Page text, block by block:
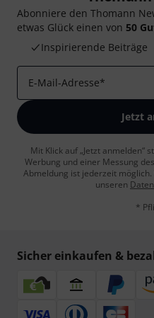
Abonniere den Thomann
etwas Glück einen von 50
Inspirierende Beiträge
E-Mail-Adresse*
Jetzt
Mit Klick auf „Jetzt anmelden“
Werbung und einer Messung
Abmeldung ist jederzeit
unseren
*
Sicher einkaufen &